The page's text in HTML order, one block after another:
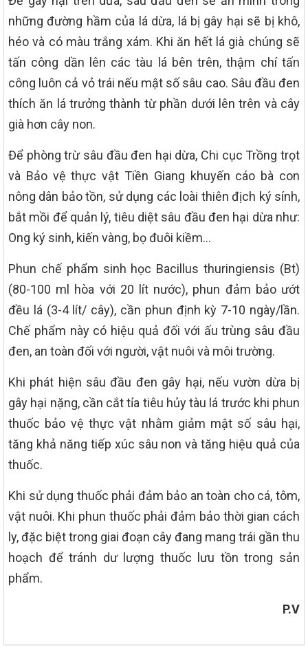
những đường hầm của lá dừa, lá bị gây hại sẽ bị khô,
héo và có màu trắng xám. Khi ăn hết lá già chúng sẽ
tấn công dần lên các tàu lá bên trên, thậm chí tấn
công luôn cả vỏ trái nếu mật số sâu cao. Sâu đầu đen
thích ăn lá trưởng thành từ phần dưới lên trên và cây
già hơn cây non.
Để phòng trừ sâu đầu đen hại dừa, Chi cục Trồng trọt
và Bảo vệ thực vật Tiền Giang khuyến cáo bà con
nông dân bảo tồn, sử dụng các loài thiên địch ký sính,
bắt mồi để quản lý, tiêu diệt sâu đầu đen hại dừa như:
Ong ký sinh, kiến vàng, bọ đuôi kiềm…
Phun chế phẩm sinh học Bacillus thuringiensis (Bt)
(80-100 ml hòa với 20 lít nước), phun đảm bảo ướt
đều lá (3-4 lít/ cây), cần phun định kỳ 7-10 ngày/lần.
Chế phẩm này có hiệu quả đối với ấu trùng sâu đầu
đen, an toàn đối với người, vật nuôi và môi trường.
Khi phát hiện sâu đầu đen gây hại, nếu vườn dừa bị
gây hại nặng, cần cắt tỉa tiêu hủy tàu lá trước khi phun
thuốc bảo vệ thực vật nhằm giảm mật số sâu hại,
tăng khả năng tiếp xúc sâu non và tăng hiệu quả của
thuốc.
Khi sử dụng thuốc phải đảm bảo an toàn cho cá, tôm,
vật nuôi. Khi phun thuốc phải đảm bảo thời gian cách
ly, đặc biệt trong giai đoạn cây đang mang trái gần thu
hoạch để tránh dư lượng thuốc lưu tồn trong sản
phẩm.
P.V